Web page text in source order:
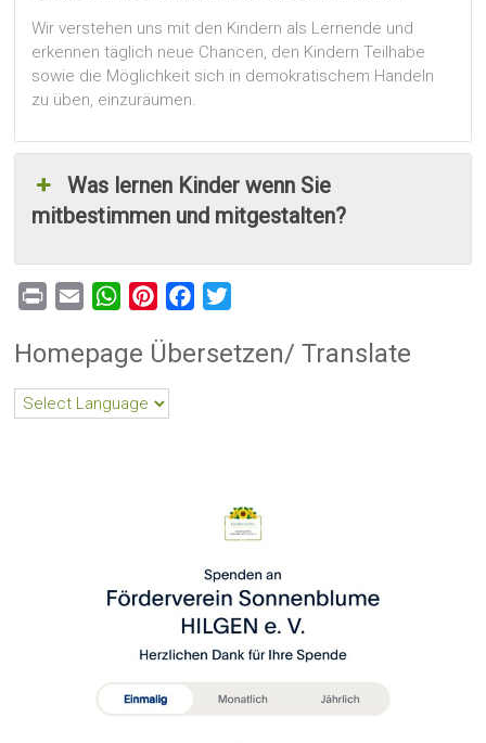
Wir verstehen uns mit den Kindern als Lernende und
erkennen täglich neue Chancen, den Kindern Teilhabe
sowie die Möglichkeit sich in demokratischem Handeln
zu üben, einzuräumen.
Was lernen Kinder wenn Sie
mitbestimmen und mitgestalten?
Print Email WhatsAppPinterestFacebook
Homepage Übersetzen/ Translate